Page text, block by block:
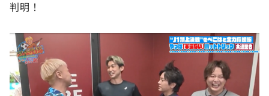
判明！